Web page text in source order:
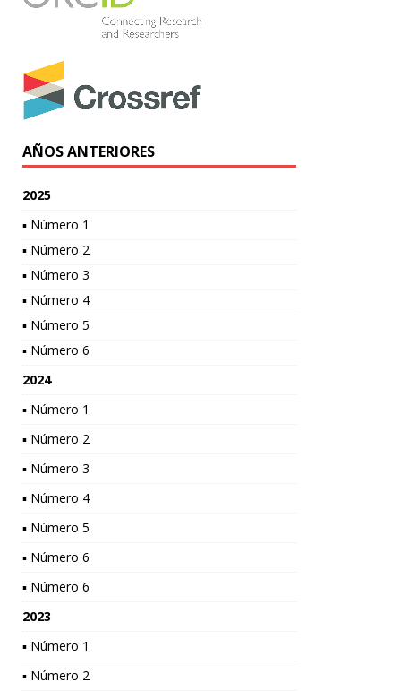
AÑOS ANTERIORES
2025
▪ Número 1
▪ Número 2
▪ Número 3
▪ Número 4
▪ Número 5
▪ Número 6
2024
▪ Número 1
▪ Número 2
▪ Número 3
▪ Número 4
▪ Número 5
▪ Número 6
▪ Número 6
2023
▪ Número 1
▪ Número 2